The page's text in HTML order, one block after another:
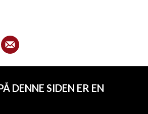
til den årlige fysiske
har vi gjennom året
på halvannen time som
temaer for
et stort knippe ulike
og historier fra hele landet.
DENNE SIDEN ER EN